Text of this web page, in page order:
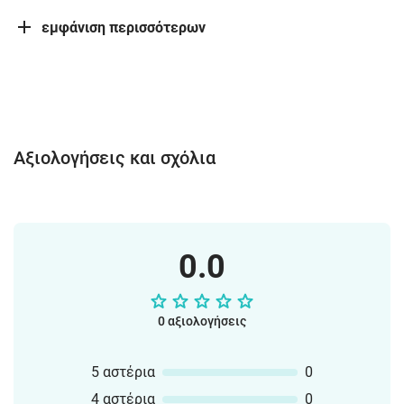
εμφάνιση περισσότερων
Αξιολογήσεις και σχόλια
0.0
0 αξιολογήσεις
5 αστέρια
0
4 αστέρια
0